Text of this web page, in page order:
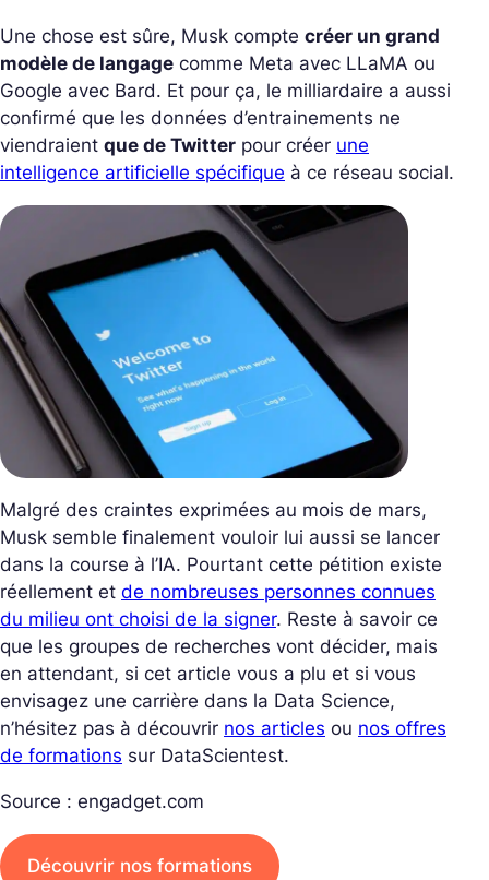
Une chose est sûre, Musk compte créer un grand
modèle de langage comme Meta avec LLaMA ou
Google avec Bard. Et pour ça, le milliardaire a aussi
confirmé que les données d’entrainements ne
viendraient que de Twitter pour créer une
intelligence artificielle spécifique à ce réseau social.
Malgré des craintes exprimées au mois de mars,
Musk semble finalement vouloir lui aussi se lancer
dans la course à l’IA. Pourtant cette pétition existe
réellement et de nombreuses personnes connues
du milieu ont choisi de la signer. Reste à savoir ce
que les groupes de recherches vont décider, mais
en attendant, si cet article vous a plu et si vous
envisagez une carrière dans la Data Science,
n’hésitez pas à découvrir nos articles ou nos offres
de formations sur DataScientest.
Source : engadget.com
Découvrir nos formations